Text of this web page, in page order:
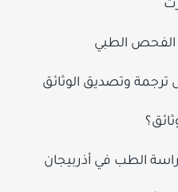
الفحص الطبي
وتصديق الوثائق
الطب في أذربيجان